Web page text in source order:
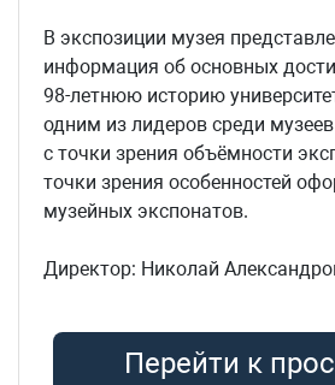
В экспозиции музея
информация об основных
98-летнюю историю
одним из лидеров среди
с точки зрения объёмности
точки зрения особенностей
музейных экспонатов.
Директор: Николай
Перейти к